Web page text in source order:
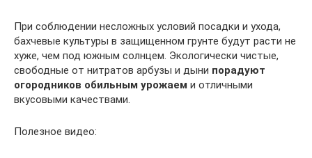
При соблюдении несложных условий посадки и ухода,
бахчевые культуры в защищенном грунте будут расти не
хуже, чем под южным солнцем. Экологически чистые,
свободные от нитратов арбузы и дыни порадуют
огородников обильным урожаем и отличными
вкусовыми качествами.
Полезное видео: